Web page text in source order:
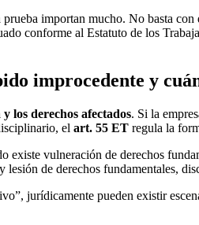
importan mucho. No basta
conforme al Estatuto de los
improcedente y
los derechos afectados. Si la
el art. 55 ET regula la
existe vulneración de derechos
de derechos fundamentales,
jurídicamente pueden existir